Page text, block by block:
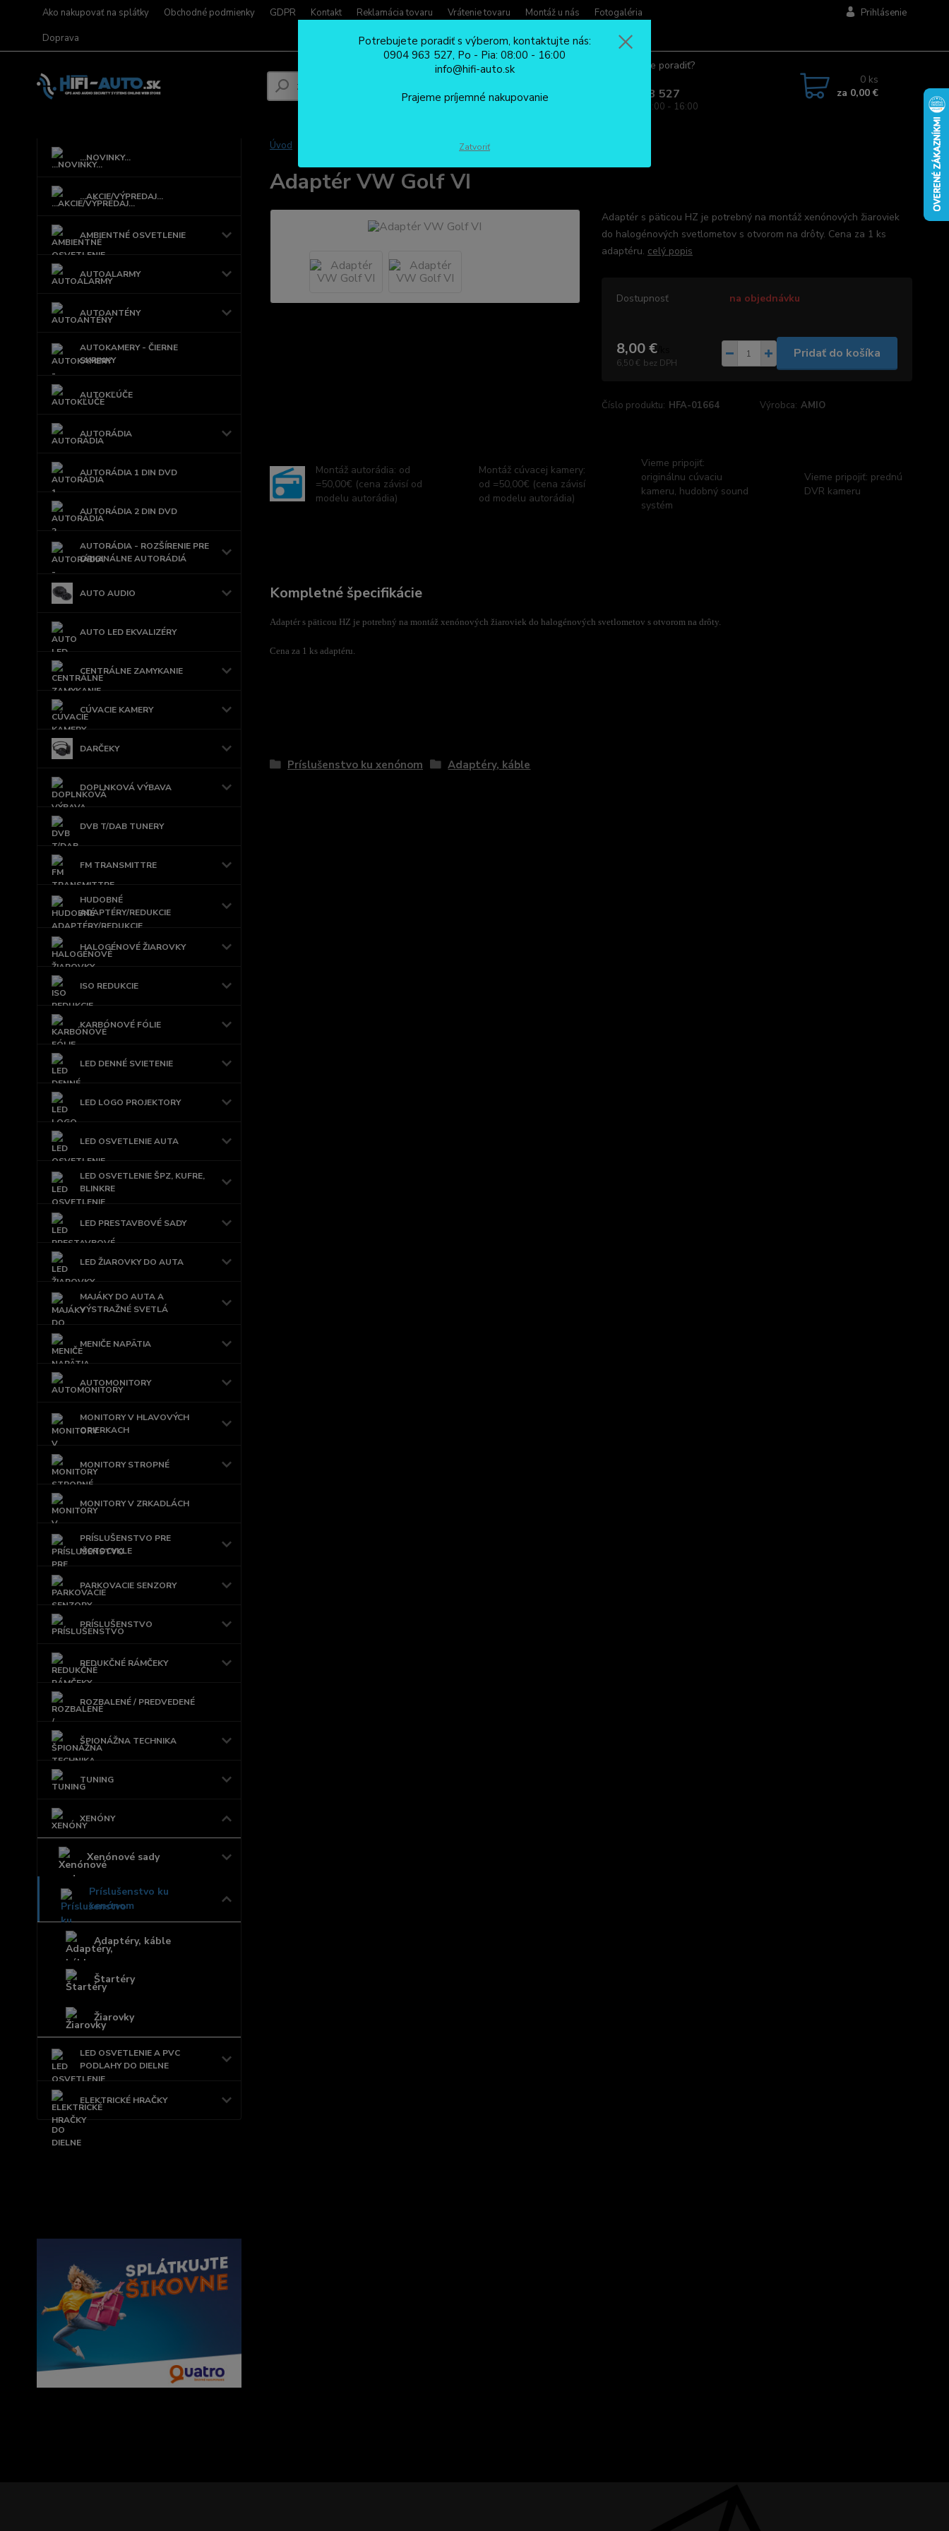
Ako nakupovať na splátky Obchodné podmienky GDPR Kontakt Reklamácia tovaru Vrátenie tovaru Montáž u nás
Fotogaléria
Doprava
Prihlásenie
Potrebujete poradiť?
0904 963 527
Po - Pia: 08:00 - 16:00
0 ks
za 0,00 €
...NOVINKY...
...AKCIE/VÝPREDAJ...
AMBIENTNÉ OSVETLENIE
AUTOALARMY
AUTOANTÉNY
AUTOKAMERY - ČIERNE
SKRINKY
AUTOKĽÚČE
AUTORÁDIA
AUTORÁDIA 1 DIN DVD
AUTORÁDIA 2 DIN DVD
AUTORÁDIA - ROZŠÍRENIE PRE
ORIGINÁLNE AUTORÁDIÁ
AUTO AUDIO
AUTO LED EKVALIZÉRY
CENTRÁLNE ZAMYKANIE
CÚVACIE KAMERY
DARČEKY
DOPLNKOVÁ VÝBAVA
DVB T/DAB TUNERY
FM TRANSMITTRE
HUDOBNÉ
ADAPTÉRY/REDUKCIE
HALOGÉNOVÉ ŽIAROVKY
ISO REDUKCIE
KARBÓNOVÉ FÓLIE
LED DENNÉ SVIETENIE
LED LOGO PROJEKTORY
LED OSVETLENIE AUTA
LED OSVETLENIE ŠPZ, KUFRE,
BLINKRE
LED PRESTAVBOVÉ SADY
LED ŽIAROVKY DO AUTA
MAJÁKY DO AUTA A
VÝSTRAŽNÉ SVETLÁ
MENIČE NAPÄTIA
AUTOMONITORY
MONITORY V HLAVOVÝCH
OPIERKACH
MONITORY STROPNÉ
MONITORY V ZRKADLÁCH
PRÍSLUŠENSTVO PRE
MOTOCYKLE
PARKOVACIE SENZORY
PRÍSLUŠENSTVO
REDUKČNÉ RÁMČEKY
ROZBALENÉ / PREDVEDENÉ
ŠPIONÁŽNA TECHNIKA
TUNING
XENÓNY
Xenónové sady
Príslušenstvo ku
xenónom
Adaptéry, káble
Štartéry
Žiarovky
LED OSVETLENIE A PVC
PODLAHY DO DIELNE
ELEKTRICKÉ HRAČKY
Úvod Príslušenstvo ku xenónom
Adaptér VW Golf VI
Adaptér s päticou HZ je potrebný na montáž xenónových žiaroviek
do halogénových svetlometov s otvorom na drôty. Cena za 1 ks
adaptéru. celý popis
Dostupnosť na objednávku
8,00 €/
6,50 € bez DPH
Pridať do košíka
Číslo produktu: HFA-01664 Výrobca: AMIO
Montáž autorádia: od
=50,00€ (cena závisí od
modelu autorádia)
Montáž cúvacej kamery:
od =50,00€ (cena závisí
od modelu autorádia)
Vieme pripojiť:
originálnu cúvaciu
kameru, hudobný sound
systém
Vieme pripojiť: prednú
DVR kameru
Kompletné špecifikácie
Adaptér s päticou HZ je potrebný na montáž xenónových žiaroviek do halogénových svetlometov s otvorom na drôty.
Cena za 1 ks adaptéru.
Príslušenstvo ku xenónom Adaptéry, káble
Potrebujete poradiť s výberom, kontaktujte nás:
0904 963 527, Po - Pia: 08:00 - 16:00
info@hifi-auto.sk
Prajeme príjemné nakupovanie
Zatvoriť